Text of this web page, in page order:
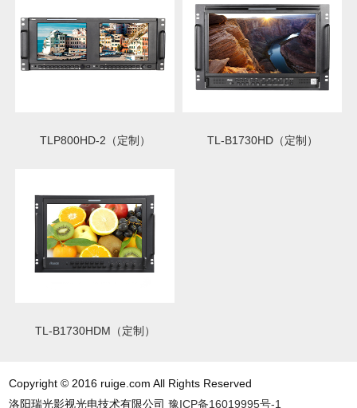
TLP800HD-2（定制） TL-B1730HD（定制）
TL-B1730HDM（定制）
Copyright © 2016 ruige.com All Rights Reserved
洛阳瑞光影视光电技术有限公司豫ICP备16019995号-1